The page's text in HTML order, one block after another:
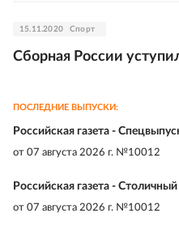
15.11.2020 Спорт
Сборная России
ПОСЛЕДНИЕ ВЫПУСКИ:
Российская газета -
от 07 августа 2026 г. №10012
Российская газета -
от 07 августа 2026 г. №10012